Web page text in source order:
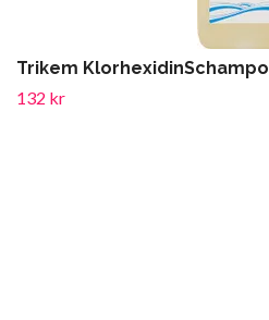
Trikem KlorhexidinSchampo
132 kr